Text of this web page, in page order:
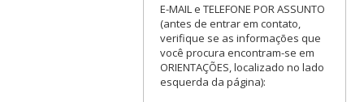
E-MAIL e TELEFONE POR ASSUNTO
(antes de entrar em contato,
verifique se as informações que
você procura encontram-se em
ORIENTAÇÕES, localizado no lado
esquerda da página):